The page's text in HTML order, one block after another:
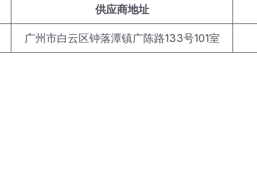
供应商地址
广州市白云区钟落潭镇广陈路133号101室